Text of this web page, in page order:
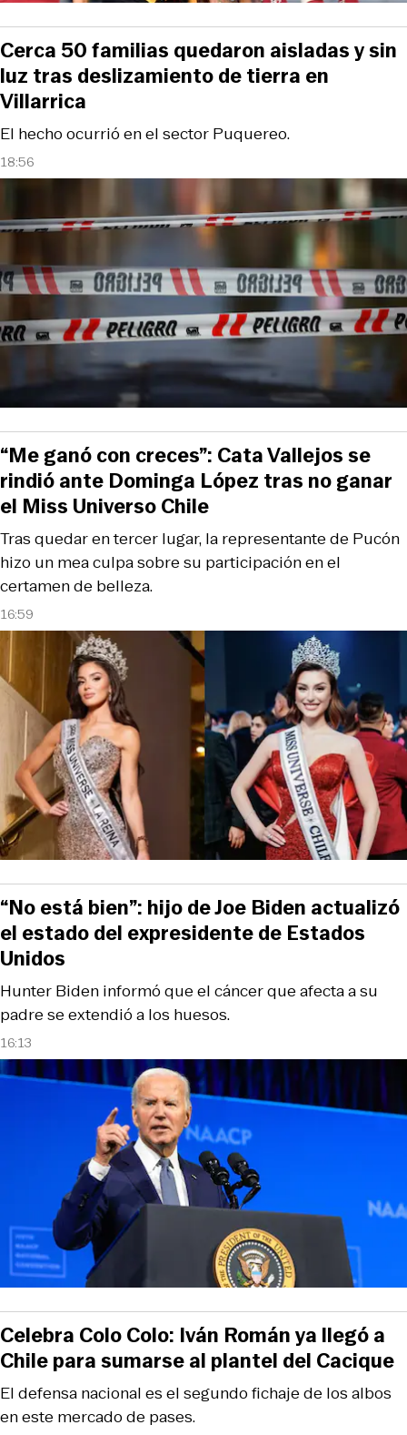
18:56
El hecho ocurrió en el sector Puquereo.
Cerca 50 familias quedaron aisladas y sin
luz tras deslizamiento de tierra en
Villarrica
16:59
Tras quedar en tercer lugar, la representante de Pucón
hizo un mea culpa sobre su participación en el
certamen de belleza.
“Me ganó con creces”: Cata Vallejos se
rindió ante Dominga López tras no ganar
el Miss Universo Chile
16:13
Hunter Biden informó que el cáncer que afecta a su
padre se extendió a los huesos.
“No está bien”: hijo de Joe Biden actualizó
el estado del expresidente de Estados
Unidos
El defensa nacional es el segundo fichaje de los albos
en este mercado de pases.
Celebra Colo Colo: Iván Román ya llegó a
Chile para sumarse al plantel del Cacique